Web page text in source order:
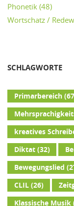
Phonetik (48)
Wortschatz /
SCHLAGWORTE
Primarbereich
kreatives
Diktat(32)
Bewegungslied
CLIL(26)
Klassische Musik